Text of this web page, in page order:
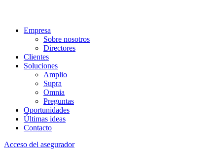
Empresa
Sobre nosotros
Directores
Clientes
Soluciones
Amplio
Supra
Omnia
Preguntas
Oportunidades
Últimas ideas
Contacto
Acceso del asegurador